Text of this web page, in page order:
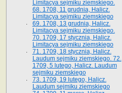
Limitacya sejmiku ziemskiego.
68. 1708, 11 grudnia, Halicz.
Limitacya sejmiku ziemskiego
69. 1708, 13 grudnia, Halicz.
Limitacya sejmiku ziemskiego.
70. 1709, 17 stycznia, Halicz.
Limitacya sejmiku ziemskiego
71. 1709, 18 stycznia, Halicz.
Laudum sejmiku ziemskiego. 72.
1709, 5 lutego, Halicz. Laudum
sejmiku ziemskiego
73. 1709, 19 lutego, Halicz.
Laudum sejmiku ziemskiego